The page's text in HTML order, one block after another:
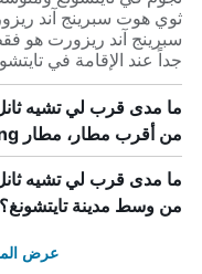
ثوي هوت سبرينج آند
جداً عند الإقامة في
ما مدى قرب لي تشيه
من أقرب مطار، مطار ChingChuanKang؟
ما مدى قرب لي تشيه
من وسط مدينة تايتشونغ؟
عرض